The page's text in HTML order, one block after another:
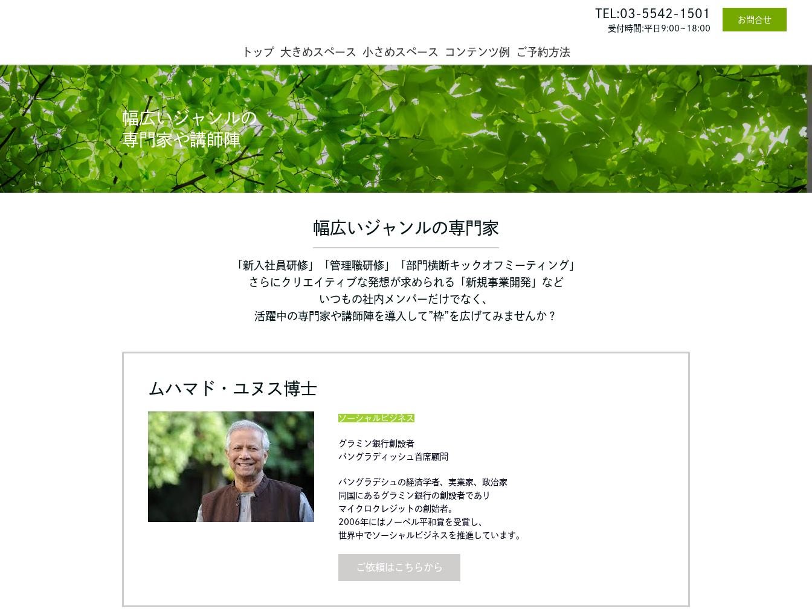
TEL:03-5542-1501
受付時間:平日9:00~18:00
お問合せ
トップ 大きめスペース 小さめスペース コンテンツ例 ご予約方法
幅広いジャンルの
専門家や講師陣
幅広いジャンルの専門家
「新入社員研修」「管理職研修」「部門横断キックオフミーティング」
さらにクリエイティブな発想が求められる「新規事業開発」など
いつもの社内メンバーだけでなく、
活躍中の専門家や講師陣を導入して”枠”を広げてみませんか？
ムハマド・ユヌス博士
ソーシャルビジネス
グラミン銀行創設者
バングラディッシュ首席顧問
バングラデシュの経済学者、実業家、政治家
同国にあるグラミン銀行の創設者であり
マイクロクレジットの創始者。
2006年にはノーベル平和賞を受賞し、
世界中でソーシャルビジネスを推進しています。
ご依頼はこちらから